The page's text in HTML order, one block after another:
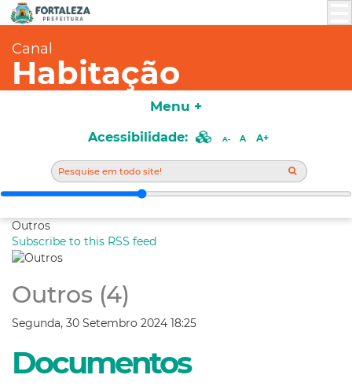
Canal
Habitação
Menu +
Acessibilidade:
A
Outros
Subscribe to this RSS feed
Outros (4)
Segunda, 30 Setembro 2024 18:25
Documentos